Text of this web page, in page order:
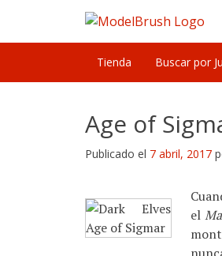
content
Tienda Buscar por
Age of
Publicado el 7 abril, 2017
el